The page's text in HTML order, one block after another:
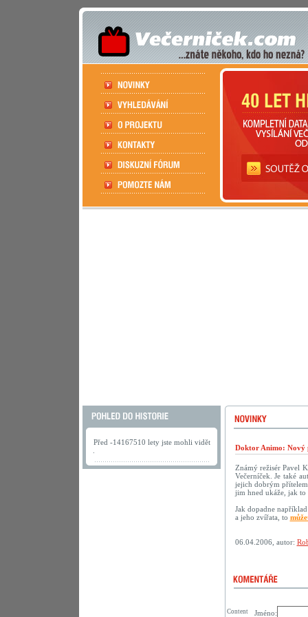
Před -14167510 lety jste mohli vidět
Doktor Animo: Nový
Známý režisér Pavel
Večerníček. Je také
jejich dobrým
jim hned ukáže, jak to
Jak dopadne
a jeho zvířata, to
06.04.2006, autor:
Jméno:
Content